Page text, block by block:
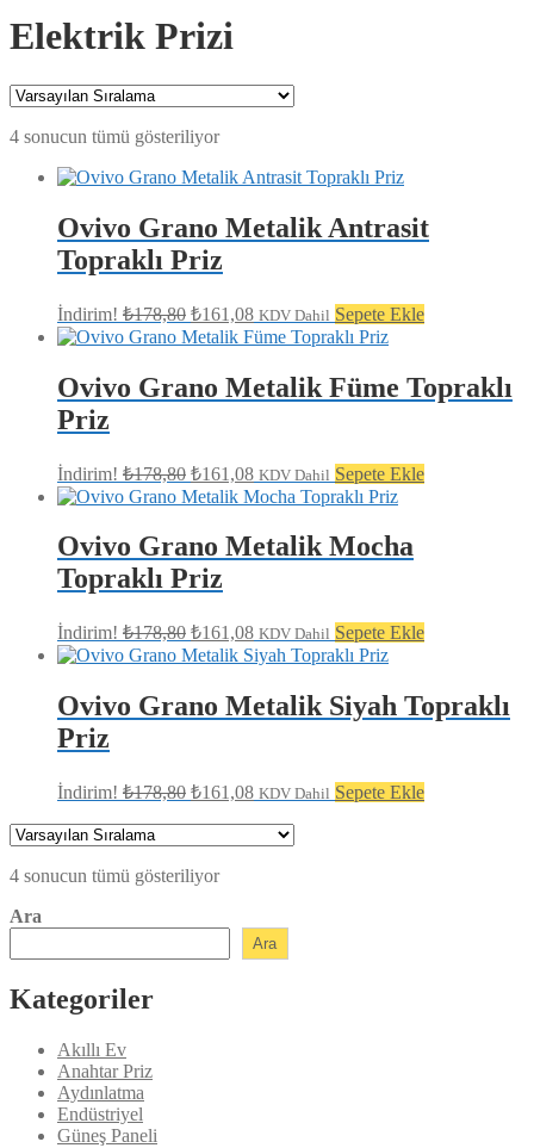
Elektrik Prizi
4 sonucun tümü gösteriliyor
Ovivo Grano Metalik Antrasit
Topraklı Priz
İndirim! ₺178,80 Orijinal
fiyat:
₺161,08 Şu
andaki
fiyat:
₺161,08.
KDV Dahil Sepete Ekle
Ovivo Grano Metalik Füme Topraklı
Priz
İndirim! ₺178,80 Orijinal
fiyat:
₺161,08 Şu
andaki
fiyat:
₺161,08.
KDV Dahil Sepete Ekle
Ovivo Grano Metalik Mocha
Topraklı Priz
İndirim! ₺178,80 Orijinal
fiyat:
₺161,08 Şu
andaki
fiyat:
₺161,08.
KDV Dahil Sepete Ekle
Ovivo Grano Metalik Siyah Topraklı
Priz
İndirim! ₺178,80 Orijinal
₺161,08 Şu
fiyat:
KDV Dahil Sepete Ekle
4 sonucun tümü gösteriliyor
Ara
Ara
Kategoriler
Akıllı Ev
Anahtar Priz
Aydınlatma
Endüstriyel
Güneş Paneli